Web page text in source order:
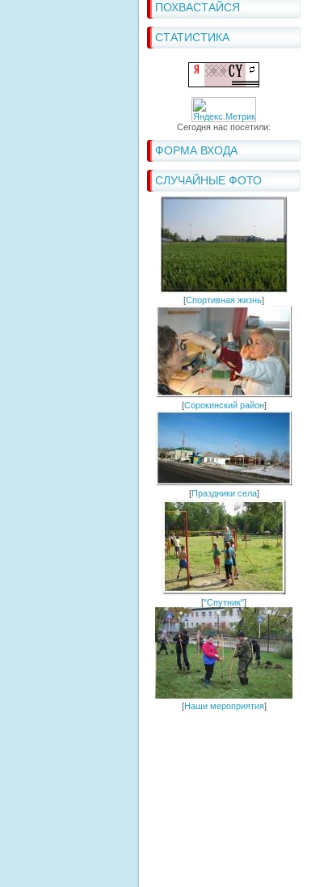
ПОХВАСТАЙСЯ
СТАТИСТИКА
Сегодня нас посетили:
ФОРМА ВХОДА
СЛУЧАЙНЫЕ ФОТО
[Спортивная жизнь]
[Сорокинский район]
[Праздники села]
["Спутник"]
[Наши мероприятия]